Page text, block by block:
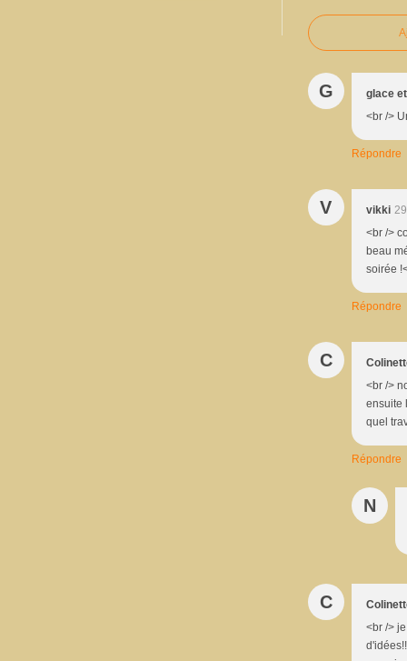
G
glace
<br />
Répondre
V vikki
<br />
beau
soirée
Répondre
C
<br />
ensuite
quel
Répondre
N
C
<br />